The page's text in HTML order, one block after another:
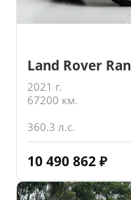
Land Rover
2021 г.
67200 км.
360.3 л.с.
10 490 862 ₽